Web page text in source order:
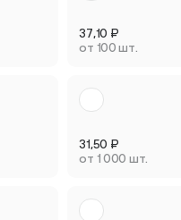
37,10 ₽
от 100 шт.
31,50 ₽
от 1 000 шт.